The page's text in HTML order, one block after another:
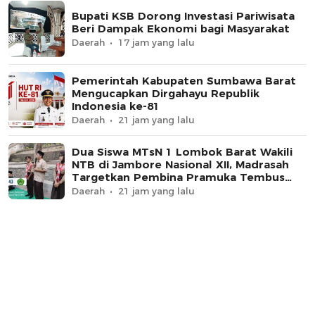
Bupati KSB Dorong Investasi Pariwisata
Beri Dampak Ekonomi bagi Masyarakat
Daerah 17 jam yang lalu
Pemerintah Kabupaten Sumbawa Barat
Mengucapkan Dirgahayu Republik
Indonesia ke-81
Daerah 21 jam yang lalu
Dua Siswa MTsN 1 Lombok Barat Wakili
NTB di Jambore Nasional XII, Madrasah
Targetkan Pembina Pramuka Tembus
Tingkat Nasional
Daerah 21 jam yang lalu